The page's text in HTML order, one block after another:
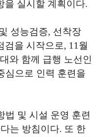
을 실시할 계획이다.
성능검증, 선착장
검을 시작으로, 11월
와 함께 급행 노선인
으로 인력 훈련을
법 및 시설 운영 훈련
는 방침이다. 또 한